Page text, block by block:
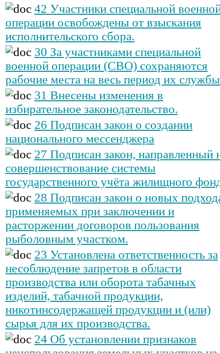
42 Участники специальной
операции освобождены от взыскания
исполнительского сбора.
30 За участниками специальной
военной операции (СВО) сохраняются
рабочие места на весь период их службы
31 Внесены изменения в
избирательное законодательство.
26 Подписан закон о создании
национального мессенджера
27 Подписан закон, направленный
совершенствование системы
государственного учёта жилищного
28 Подписан закон о новых
применяемых при заключении и
расторжении договоров пользования
рыболовным участком.
23 Установлена ответственность за
несоблюдение запретов в области
производства или оборота табачных
изделий, табачной продукции,
никотинсодержащей продукции и (или)
сырья для их производства.
24 Об установлении признаков